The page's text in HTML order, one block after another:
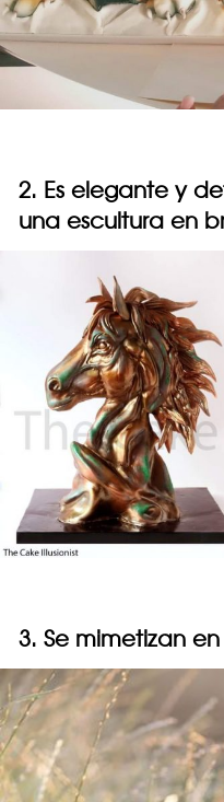
2. Es elegante y
una escultura en
3. Se mimetizan